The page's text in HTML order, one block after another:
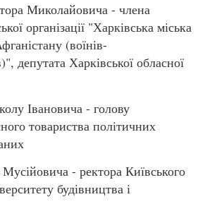
Миколайовича - члена
організації "Харківська міська
(воїнів-
депутата Харківської обласної
Івановича - голову
товариства політичних
- ректора Київського
будівництва і